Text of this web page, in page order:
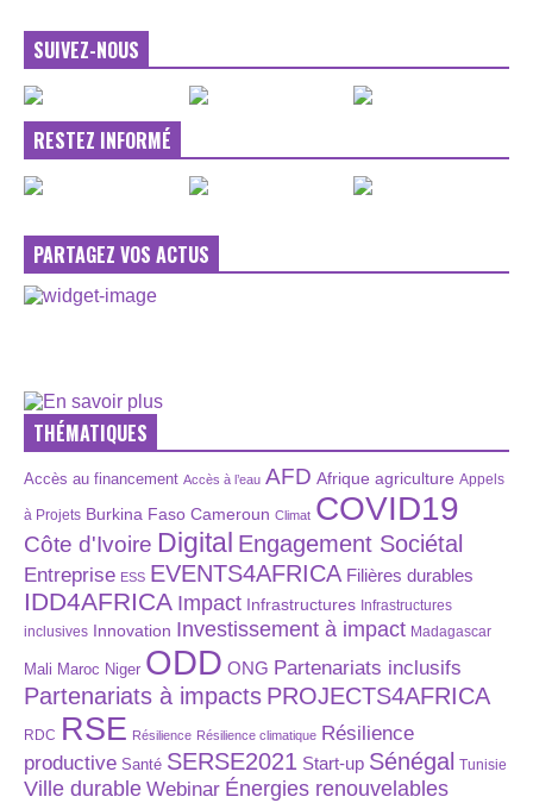
SUIVEZ-NOUS
RESTEZ INFORMÉ
PARTAGEZ VOS ACTUS
THÉMATIQUES
Accès au financement Accès à l’eau AFD Afrique agriculture Appels
à Projets Burkina Faso Cameroun Climat COVID19
Côte d'Ivoire Digital Engagement Sociétal
Entreprise ESS EVENTS4AFRICA Filières durables
IDD4AFRICA Impact Infrastructures Infrastructures
inclusives Innovation Investissement à impact Madagascar
Mali Maroc Niger ODD ONG Partenariats inclusifs
Partenariats à impacts PROJECTS4AFRICA
RDC RSE Résilience Résilience climatique Résilience
productive Santé SERSE2021 Start-up Sénégal Tunisie
Ville durable Webinar Énergies renouvelables